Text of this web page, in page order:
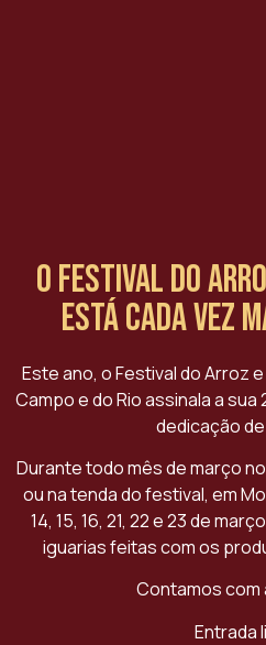
O Festival do
está cada vez
Este ano, o Festival do Arroz
Campo e do Rio assinala a
dedicação
Durante todo mês de março
ou na tenda do festival, em
14, 15, 16, 21, 22 e 23 de
iguarias feitas com os
Contamos com
Entrada